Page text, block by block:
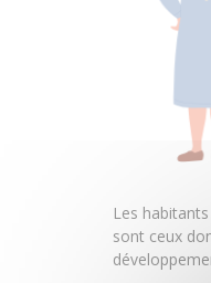
Les
sont ceux